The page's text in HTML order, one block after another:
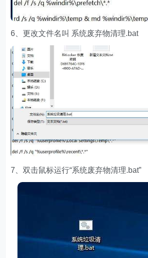
6、更改文件名叫 系统废弃物清理.bat
7、双击鼠标运行“系统废弃物清理.bat”